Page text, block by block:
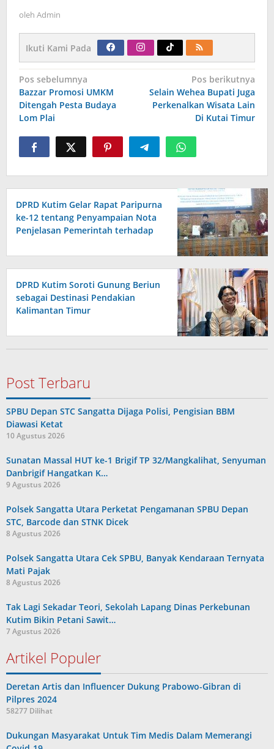
oleh Admin
Ikuti Kami Pada
Navigasi
pos
Pos sebelumnya
Bazzar Promosi UMKM
Ditengah Pesta Budaya
Lom Plai
Pos berikutnya
Selain Wehea Bupati Juga
Perkenalkan Wisata Lain
Di Kutai Timur
DPRD Kutim Gelar Rapat Paripurna
ke-12 tentang Penyampaian Nota
Penjelasan Pemerintah terhadap
DPRD Kutim Soroti Gunung Beriun
sebagai Destinasi Pendakian
Kalimantan Timur
Post Terbaru
SPBU Depan STC Sangatta Dijaga Polisi, Pengisian BBM
Diawasi Ketat
10 Agustus 2026
Sunatan Massal HUT ke-1 Brigif TP 32/Mangkalihat, Senyuman
Danbrigif Hangatkan K…
9 Agustus 2026
Polsek Sangatta Utara Perketat Pengamanan SPBU Depan
STC, Barcode dan STNK Dicek
8 Agustus 2026
Polsek Sangatta Utara Cek SPBU, Banyak Kendaraan Ternyata
Mati Pajak
8 Agustus 2026
Tak Lagi Sekadar Teori, Sekolah Lapang Dinas Perkebunan
Kutim Bikin Petani Sawit…
7 Agustus 2026
Artikel Populer
Deretan Artis dan Influencer Dukung Prabowo-Gibran di
Pilpres 2024
58277 Dilihat
Dukungan Masyarakat Untuk Tim Medis Dalam Memerangi